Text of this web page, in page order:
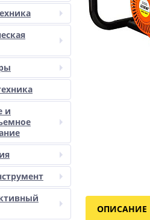
и
ОПИСАНИЕ